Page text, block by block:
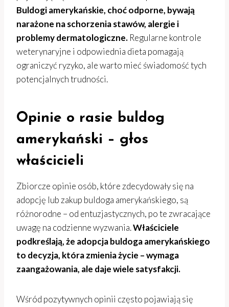
Buldogi amerykańskie, choć odporne, bywają
narażone na schorzenia stawów, alergie i
problemy dermatologiczne. Regularne kontrole
weterynaryjne i odpowiednia dieta pomagają
ograniczyć ryzyko, ale warto mieć świadomość tych
potencjalnych trudności.
Opinie o rasie buldog
amerykański – głos
właścicieli
Zbiorcze opinie osób, które zdecydowały się na
adopcję lub zakup buldoga amerykańskiego, są
różnorodne – od entuzjastycznych, po te zwracające
uwagę na codzienne wyzwania.Właściciele
podkreślają, że adopcja buldoga amerykańskiego
to decyzja, która zmienia życie – wymaga
zaangażowania, ale daje wiele satysfakcji.
Wśród pozytywnych opinii często pojawiają się